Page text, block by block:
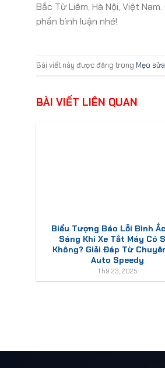
Bắc Từ Liêm, Hà Nội, Việt
phần bình luận nhé!
Bài viết này được đăng trong Mẹo
BÀI VIẾT LIÊN QUAN
Biểu Tượng Báo Lỗi Bình
Sáng Khi Xe Tắt Máy Có
Không? Giải Đáp Từ
Auto Speedy
Th9 23, 2025